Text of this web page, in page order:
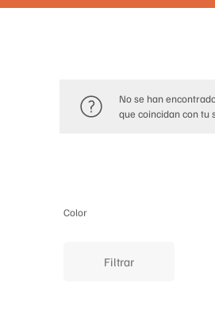
Color
Filtrar
No se han
que coincidan con tu